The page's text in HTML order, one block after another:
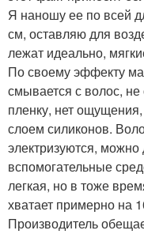
Я наношу ее по всей
см, оставляю для
лежат идеально,
По своему эффекту
смывается с волос,
пленку, нет
слоем силиконов.
электризуются,
вспомогательные
легкая, но в тоже
хватает примерно на
Производитель